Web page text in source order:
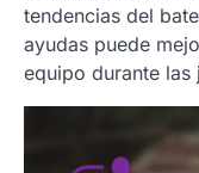
tendencias del
ayudas puede
equipo durante las